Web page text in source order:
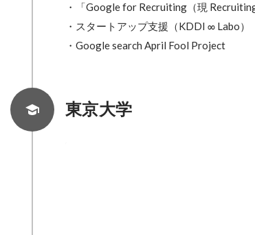
・「Google for Recruiting（現 Recruiting
・スタートアップ支援（KDDI ∞ Labo）
・Google search April Fool Project
東京大学